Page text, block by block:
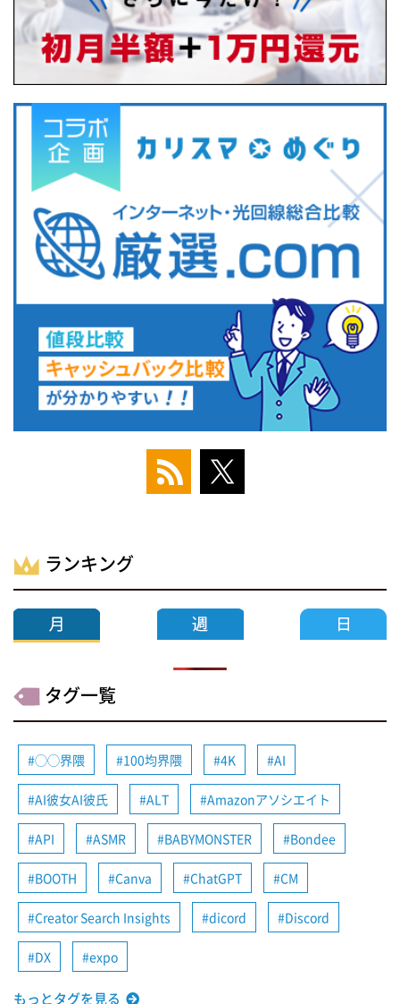
ランキング
タグ一覧
◯◯界隈 100均界隈 4K AI
AI彼女AI彼氏 ALT Amazonアソシエイト
API ASMR BABYMONSTER Bondee
BOOTH Canva ChatGPT CM
Creator Search Insights dicord Discord
DX expo
もっとタグを見る